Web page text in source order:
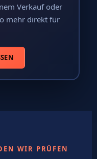
Verkauf oder
mehr direkt für
WIR PRÜFEN